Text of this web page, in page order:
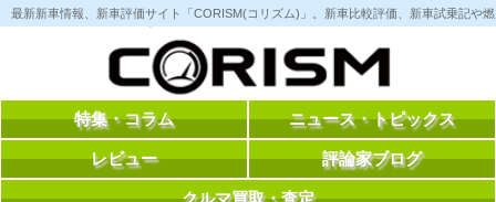
コ
ン
へ
最新新車情報、新車評価サイト「CORISM(コリズム)」。新車比較評価、新車試乗記や
特集・コラム ニュース・トピックス
レビュー 評論家ブログ
クルマ買取・査定